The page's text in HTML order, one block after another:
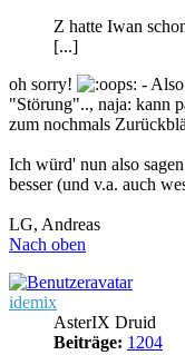
Z hatte Iwan
[...]
oh sorry!
- Also
"Störung".., naja: kann
zum nochmals
Ich würd' nun also
besser (und v.a. auch
LG, Andreas
Nach oben
idemix
AsterIX Druid
Beiträge: 1204